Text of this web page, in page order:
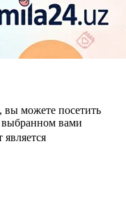
вы можете посетить
выбранном вами
является